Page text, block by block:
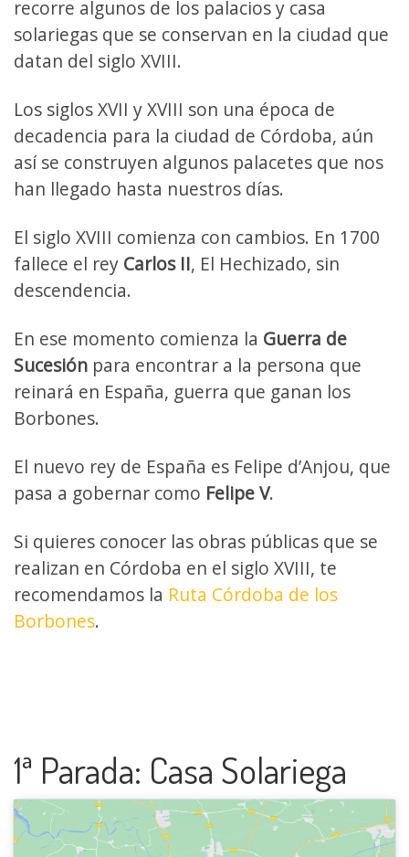
recorre algunos de los palacios y casa
solariegas que se conservan en la ciudad que
datan del siglo XVIII.
Los siglos XVII y XVIII son una época de
decadencia para la ciudad de Córdoba, aún
así se construyen algunos palacetes que nos
han llegado hasta nuestros días.
El siglo XVIII comienza con cambios. En 1700
fallece el rey Carlos II, El Hechizado, sin
descendencia.
En ese momento comienza la Guerra de
Sucesión para encontrar a la persona que
reinará en España, guerra que ganan los
Borbones.
El nuevo rey de España es Felipe d’Anjou, que
pasa a gobernar como Felipe V.
Si quieres conocer las obras públicas que se
realizan en Córdoba en el siglo XVIII, te
recomendamos la Ruta Córdoba de los
Borbones.
1ª Parada: Casa Solariega